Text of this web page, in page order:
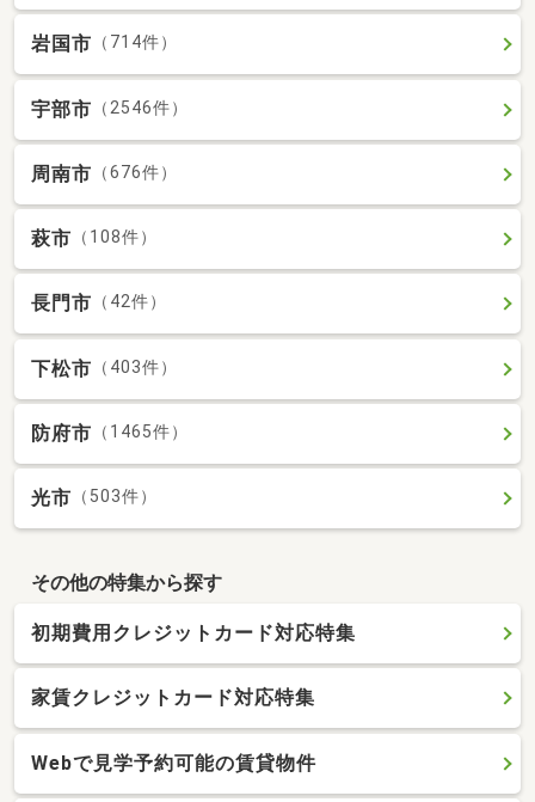
岩国市 （714件）
宇部市 （2546件）
周南市 （676件）
萩市 （108件）
長門市 （42件）
下松市 （403件）
防府市 （1465件）
光市 （503件）
その他の特集から探す
初期費用クレジットカード対応特集
家賃クレジットカード対応特集
Webで見学予約可能の賃貸物件